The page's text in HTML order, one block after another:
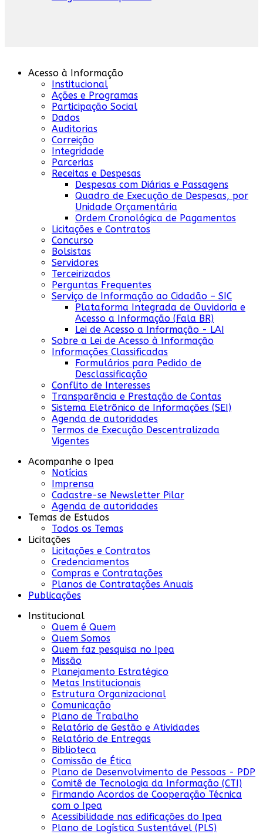
Acesso à Informação
Institucional
Ações e Programas
Participação Social
Dados
Auditorias
Correição
Integridade
Parcerias
Receitas e Despesas
Despesas com Diárias e Passagens
Quadro de Execução de Despesas, por
Unidade Orçamentária
Ordem Cronológica de Pagamentos
Licitações e Contratos
Concurso
Bolsistas
Servidores
Terceirizados
Perguntas Frequentes
Serviço de Informação ao Cidadão – SIC
Plataforma Integrada de Ouvidoria e
Acesso a Informação (Fala BR)
Lei de Acesso a Informação - LAI
Sobre a Lei de Acesso à Informação
Informações Classificadas
Formulários para Pedido de
Desclassificação
Conflito de Interesses
Transparência e Prestação de Contas
Sistema Eletrônico de Informações (SEI)
Agenda de autoridades
Termos de Execução Descentralizada
Vigentes
Acompanhe o Ipea
Notícias
Imprensa
Cadastre-se Newsletter Pilar
Agenda de autoridades
Temas de Estudos
Todos os Temas
Licitações
Licitações e Contratos
Credenciamentos
Compras e Contratações
Planos de Contratações Anuais
Publicações
Institucional
Quem é Quem
Quem Somos
Quem faz pesquisa no Ipea
Missão
Planejamento Estratégico
Metas Institucionais
Estrutura Organizacional
Comunicação
Plano de Trabalho
Relatório de Gestão e Atividades
Relatório de Entregas
Biblioteca
Comissão de Ética
Plano de Desenvolvimento de Pessoas - PDP
Comitê de Tecnologia da Informação (CTI)
Firmando Acordos de Cooperação Técnica
com o Ipea
Acessibilidade nas edificações do Ipea
Plano de Logística Sustentável (PLS)